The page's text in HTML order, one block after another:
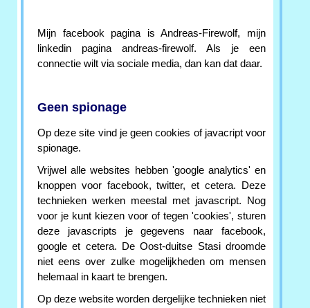
Mijn facebook pagina is Andreas-Firewolf, mijn
linkedin pagina andreas-firewolf. Als je een
connectie wilt via sociale media, dan kan dat daar.
Geen spionage
Op deze site vind je geen cookies of javacript voor
spionage.
Vrijwel alle websites hebben 'google analytics' en
knoppen voor facebook, twitter, et cetera. Deze
technieken werken meestal met javascript. Nog
voor je kunt kiezen voor of tegen 'cookies', sturen
deze javascripts je gegevens naar facebook,
google et cetera. De Oost-duitse Stasi droomde
niet eens over zulke mogelijkheden om mensen
helemaal in kaart te brengen.
Op deze website worden dergelijke technieken niet